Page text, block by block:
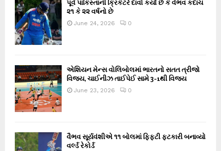
પૂર્વ પાકિસ્તાની ક્રિકેટરે દાવો કર્યો છે કે વૈભવ કદાચ
૨૧ કે ૨૨ વર્ષનો છે
June 24, 2026 0
એશિયન મેન્સ વોલિબોલમાં ભારતનો સતત ત્રીજો
વિજય, ચાઈનીઝ તાઈપેઈ સામે 3-1થી વિજય
June 23, 2026 0
વૈભવ સૂર્યવંશીએ ૧૧ બોલમાં ફિફ્ટી ફટકારી બનાવ્યો
વર્લ્ડ રેકોર્ડ